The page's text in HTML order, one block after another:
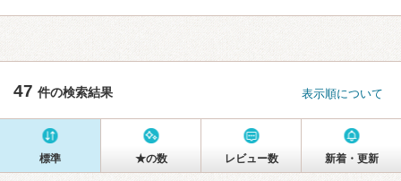
47 件の検索結果 表示順について
標準 ★の数 レビュー数 新着・更新